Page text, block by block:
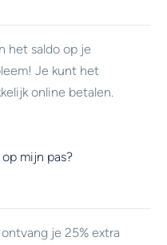
het saldo op je
Je kunt het
online betalen.
mijn pas?
je 25% extra